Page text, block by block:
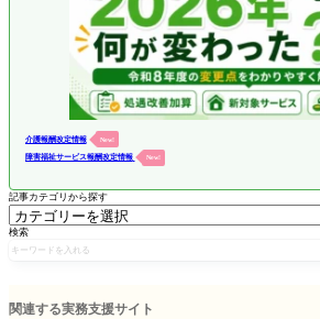
介護報酬改定情報 New!
障害福祉サービス報酬改定情報 New!
記事カテゴリから探す
検索
関連する実務支援サイト